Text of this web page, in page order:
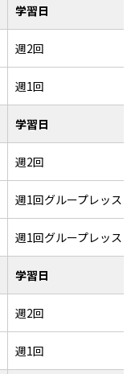
学習日
週2回
週1回
学習日
週2回
週1回グループレッス
週1回グループレッス
学習日
週2回
週1回